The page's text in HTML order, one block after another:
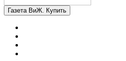
Газета ВиЖ. Купить